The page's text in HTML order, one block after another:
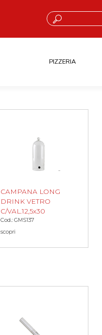
Cosa stai cercando?
PIZZERIA
CAMPANA LONG
DRINK VETRO
C/VAL.12,5x30
Cod.: GMS137
scopri